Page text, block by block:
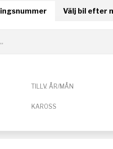
Välj bil efter
TILLV. ÅR/MÅN
KAROSS